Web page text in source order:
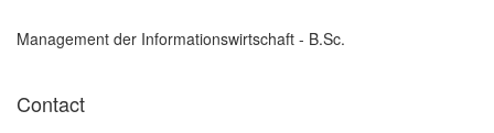
Management der Informationswirtschaft - B.Sc.
Contact